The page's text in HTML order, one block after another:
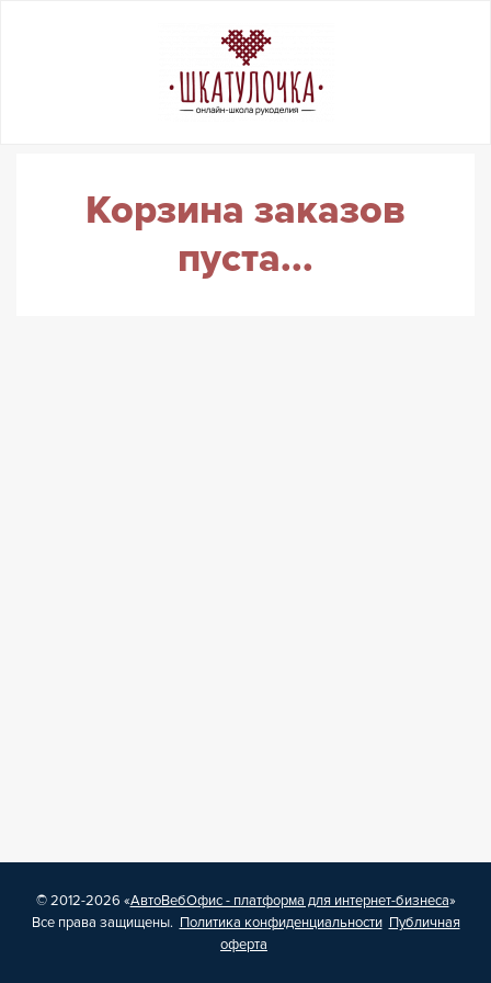
Корзина заказов
пуста...
© 2012-2026 «АвтоВебОфис - платформа для интернет-бизнеса»
Все права защищены. Политика конфиденциальности Публичная
оферта